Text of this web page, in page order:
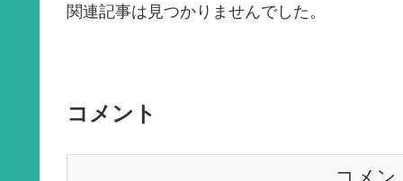
関連記事は見つかりませんでした。
コメント